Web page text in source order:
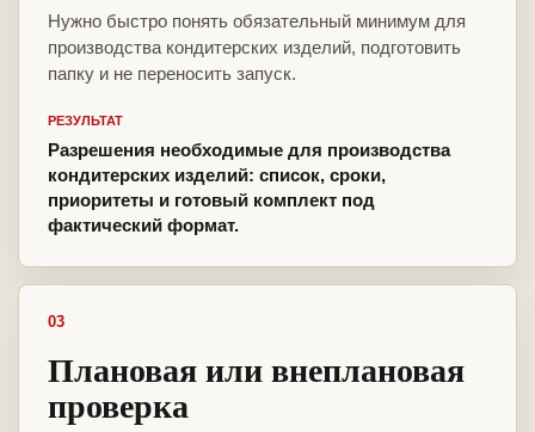
Нужно быстро понять обязательный минимум для
производства кондитерских изделий, подготовить
папку и не переносить запуск.
РЕЗУЛЬТАТ
Разрешения необходимые для производства
кондитерских изделий: список, сроки,
приоритеты и готовый комплект под
фактический формат.
03
Плановая или внеплановая
проверка